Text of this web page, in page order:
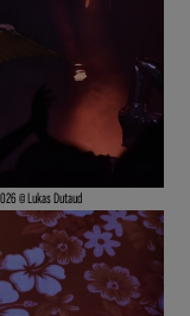
© Lukas Dutaud